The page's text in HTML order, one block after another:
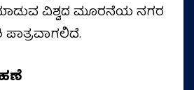
ವಿಶ್ವದ ಮೂರನೆಯ ನಗರ
ಪಾತ್ರವಾಗಲಿದೆ.